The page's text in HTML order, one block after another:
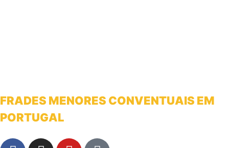
FRADES MENORES CONVENTUAIS EM
PORTUGAL